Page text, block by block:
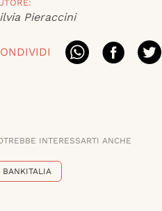
Pieraccini
INTERESSARTI ANCHE
BANKITALIA